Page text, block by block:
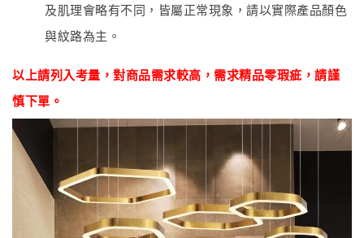
及肌理會略有不同，皆屬正常現象，請以實際產品顏色
與紋路為主。
以上請列入考量，對商品需求較高，需求精品零瑕疵 ， 請謹
慎下單。